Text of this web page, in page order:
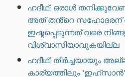
ഹദീഥ്: ഒരാൾ
അത് തൻ്റെ സഹോദരന്
ഇഷ്ടപ്പെടുന്നത് വരെ
വിശ്വാസിയാവുകയില്ല
ഹദീഥ്: തീർച്ചയായും
കാര്യത്തിലും 'ഇഹ്സാൻ'